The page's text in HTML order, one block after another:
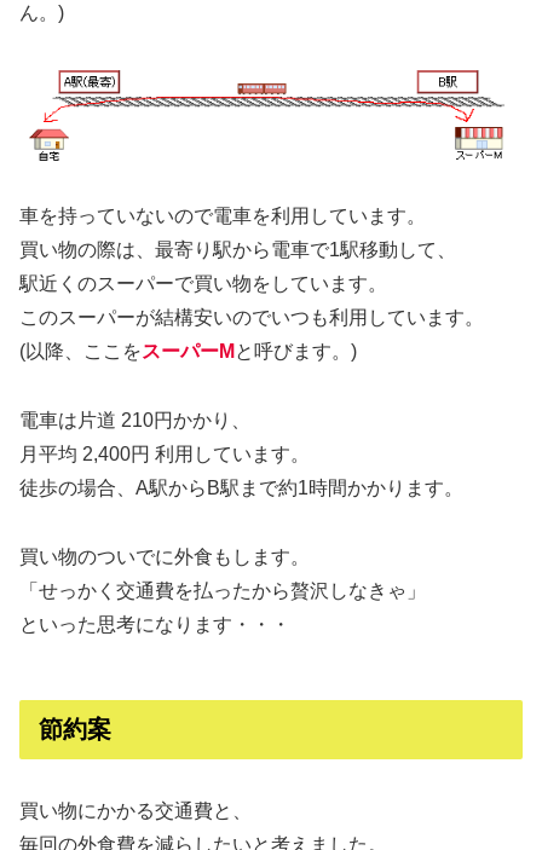
ん。)
車を持っていないので電車を利用しています。
買い物の際は、最寄り駅から電車で1駅移動して、
駅近くのスーパーで買い物をしています。
このスーパーが結構安いのでいつも利用しています。
(以降、ここをスーパーM と呼びます。)
電車は片道 210円かかり、
月平均 2,400円 利用しています。
徒歩の場合、A駅からB駅まで約1時間かかります。
買い物のついでに外食もします。
「せっかく交通費を払ったから贅沢しなきゃ」
といった思考になります・・・
節約案
買い物にかかる交通費と、
毎回の外食費を減らしたいと考えました。